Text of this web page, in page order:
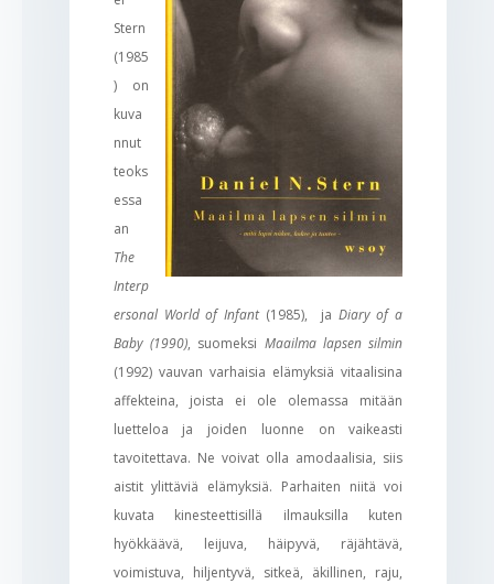
Stern
(1985
) on
kuva
nnut
teoks
essa
an
The
Interp
ersonal World of Infant(1985), ja Diary of a
Baby (1990), suomeksi Maailma lapsen silmin
(1992) vauvan varhaisia elämyksiä vitaalisina
affekteina, joista ei ole olemassa mitään
luetteloa ja joiden luonne on vaikeasti
tavoitettava. Ne voivat olla amodaalisia, siis
aistit ylittäviä elämyksiä. Parhaiten niitä voi
kuvata kinesteettisillä ilmauksilla kuten
hyökkäävä, leijuva, häipyvä, räjähtävä,
voimistuva, hiljentyvä, sitkeä, äkillinen, raju,